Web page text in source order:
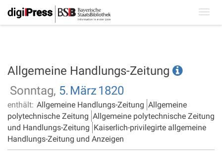
Allgemeine Handlungs-Zeitung
Sonntag, 5. März 1820
enthält: Allgemeine Handlungs-Zeitung Allgemeine
polytechnische Zeitung Allgemeine polytechnische Zeitung
und Handlungs-Zeitung Kaiserlich-privilegirte allgemeine
Handlungs-Zeitung und Anzeigen